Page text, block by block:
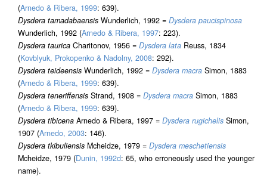
(Arnedo & Ribera, 1999: 639).
Dysdera tamadabaensis Wunderlich, 1992 = Dysdera paucispinosa
Wunderlich, 1992 (Arnedo & Ribera, 1997: 223).
Dysdera taurica Charitonov, 1956 = Dysdera lata Reuss, 1834
(Kovblyuk, Prokopenko & Nadolny, 2008: 292).
Dysdera teideensis Wunderlich, 1992 = Dysdera macra Simon, 1883
(Arnedo & Ribera, 1999: 639).
Dysdera teneriffensis Strand, 1908 = Dysdera macra Simon, 1883
(Arnedo & Ribera, 1999: 639).
Dysdera tibicena Arnedo & Ribera, 1997 = Dysdera rugichelis Simon,
1907 (Arnedo, 2003: 146).
Dysdera tkibuliensis Mcheidze, 1979 = Dysdera meschetiensis
Mcheidze, 1979 (Dunin, 1992d: 65, who erroneously used the younger
name).